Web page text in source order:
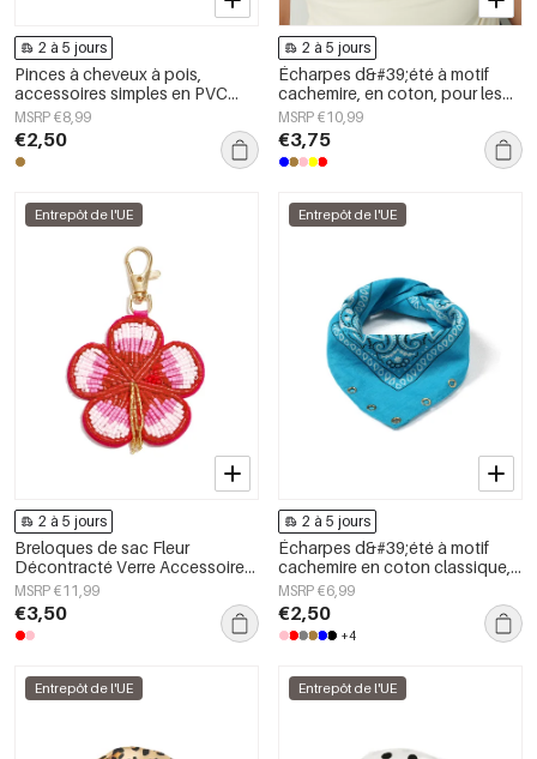
2 à 5 jours
Pinces à cheveux à pois,
accessoires simples en PVC
pour le quotidien
MSRP €8,99
€2,50
2 à 5 jours
Écharpes d&#39;été à motif
cachemire, en coton, pour les
vacances et le quotidien
MSRP €10,99
€3,75
Entrepôt de l'UE
2 à 5 jours
Breloques de sac Fleur
Décontracté Verre Accessoires
du quotidien
MSRP €11,99
€3,50
Entrepôt de l'UE
2 à 5 jours
Écharpes d&#39;été à motif
cachemire en coton classique,
accessoires du quotidien
MSRP €6,99
€2,50
+4
Entrepôt de l'UE Entrepôt de l'UE